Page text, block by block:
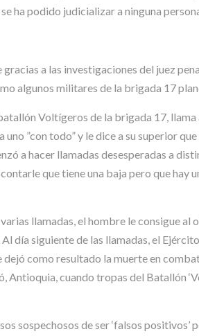
ha podido judicializar a ninguna
a las investigaciones del juez
algunos militares de la brigada 17
Voltígeros de la brigada 17,
uno ”con todo” y le dice a su superior
a hacer llamadas desesperadas a
que tiene una baja pero que hay
llamadas, el hombre le consigue
día siguiente de las llamadas, el
como resultado la muerte en
Antioquia, cuando tropas del Batallón
sospechosos de ser ‘falsos